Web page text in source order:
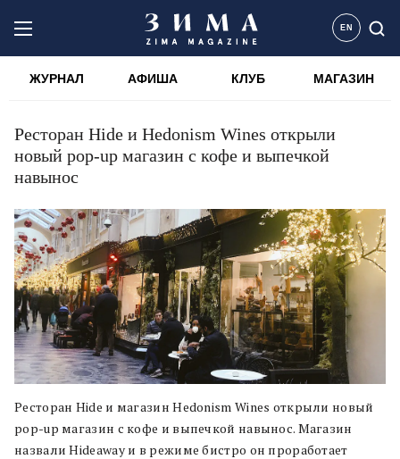
EN
ЖУРНАЛ АФИША КЛУБ МАГАЗИН
Ресторан Hide и Hedonism Wines открыли
новый pop-up магазин с кофе и выпечкой
навынос
Ресторан Hide и магазин Hedonism Wines открыли новый
pop-up магазин с кофе и выпечкой навынос. Магазин
назвали Hideaway и в режиме бистро он проработает